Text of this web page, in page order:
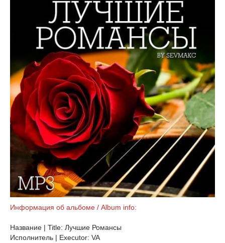
Информация об альбоме / Album info:
Название | Title: Лучшие Романсы
Исполнитель | Executor: VA